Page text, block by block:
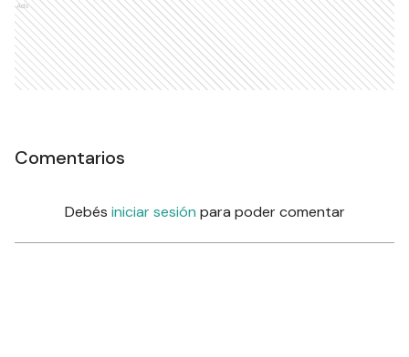
Ads
Comentarios
Debés iniciar sesión para poder comentar